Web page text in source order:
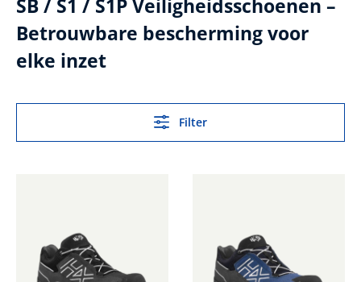
SB / S1 / S1P Veiligheidsschoenen –
Betrouwbare bescherming voor
elke inzet
Filter